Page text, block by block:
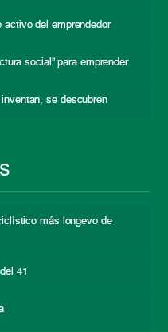
activo del emprendedor
social” para emprender
se descubren
más longevo de
41